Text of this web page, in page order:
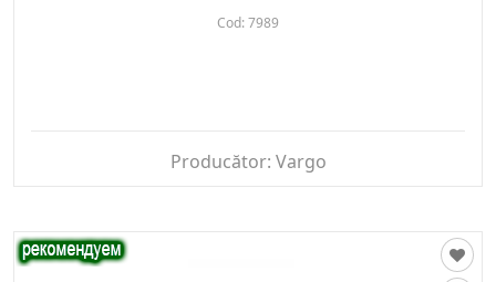
Cod:7989
Producător: Vargo